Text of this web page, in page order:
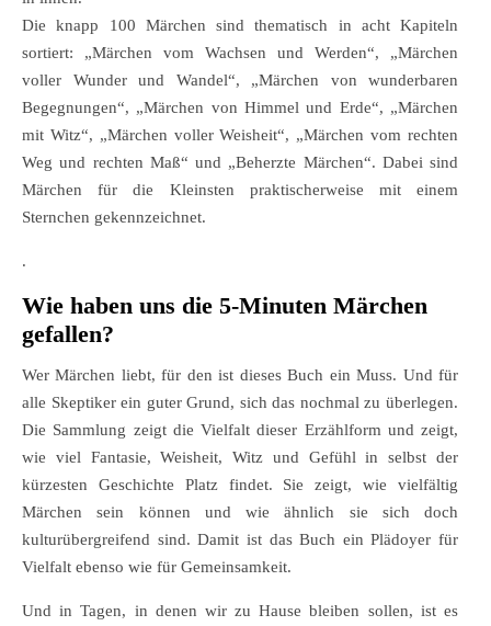
Die knapp 100 Märchen sind thematisch in acht Kapiteln
sortiert: „Märchen vom Wachsen und Werden“, „Märchen
voller Wunder und Wandel“, „Märchen von wunderbaren
Begegnungen“, „Märchen von Himmel und Erde“, „Märchen
mit Witz“, „Märchen voller Weisheit“, „Märchen vom rechten
Weg und rechten Maß“ und „Beherzte Märchen“. Dabei sind
Märchen für die Kleinsten praktischerweise mit einem
Sternchen gekennzeichnet.
.
Wie haben uns die 5-Minuten Märchen
gefallen?
Wer Märchen liebt, für den ist dieses Buch ein Muss. Und für
alle Skeptiker ein guter Grund, sich das nochmal zu überlegen.
Die Sammlung zeigt die Vielfalt dieser Erzählform und zeigt,
wie viel Fantasie, Weisheit, Witz und Gefühl in selbst der
kürzesten Geschichte Platz findet. Sie zeigt, wie vielfältig
Märchen sein können und wie ähnlich sie sich doch
kulturübergreifend sind. Damit ist das Buch ein Plädoyer für
Vielfalt ebenso wie für Gemeinsamkeit.
Und in Tagen, in denen wir zu Hause bleiben sollen, ist es